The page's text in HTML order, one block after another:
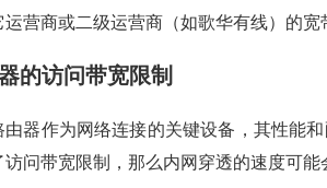
运营商或二级运营商（如歌华有线）的宽
的访问带宽限制
由器作为网络连接的关键设备，其性能
问带宽限制，那么内网穿透的速度可能